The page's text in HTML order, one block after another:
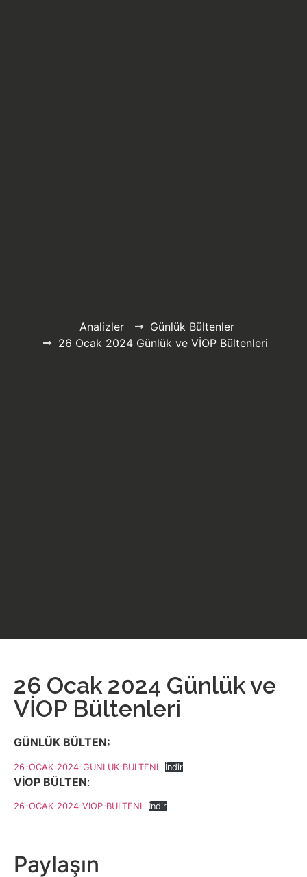
Analizler
Günlük Bültenler
26 Ocak 2024 Günlük ve VİOP Bültenleri
26 Ocak 2024 Günlük ve
VİOP Bültenleri
GÜNLÜK BÜLTEN:
26-OCAK-2024-GUNLUK-BULTENI İndir
VİOP BÜLTEN:
26-OCAK-2024-VIOP-BULTENI İndir
Paylaşın